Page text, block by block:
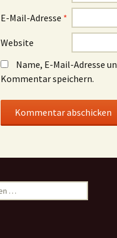
E-Mail-Adresse *
Website
Name, E-Mail-Adresse
Kommentar speichern.